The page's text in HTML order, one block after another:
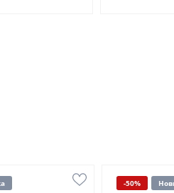
-50%